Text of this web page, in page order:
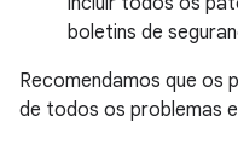
boletins de
Recomendamos que os
de todos os problemas